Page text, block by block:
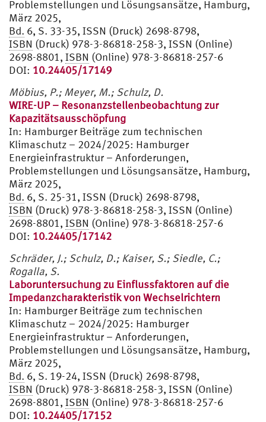
Problemstellungen und Lösungsansätze, Hamburg,
März 2025,
Bd. 6, S. 33-35, ISSN (Druck) 2698-8798,
ISBN (Druck) 978-3-86818-258-3, ISSN (Online)
2698-8801, ISBN (Online) 978-3-86818-257-6
DOI: 10.24405/17149
Möbius, P.; Meyer, M.; Schulz, D.
WIRE-UP – Resonanzstellenbeobachtung zur
Kapazitätsausschöpfung
In: Hamburger Beiträge zum technischen
Klimaschutz – 2024/2025: Hamburger
Energieinfrastruktur – Anforderungen,
Problemstellungen und Lösungsansätze, Hamburg,
März 2025,
Bd. 6, S. 25-31, ISSN (Druck) 2698-8798,
ISBN (Druck) 978-3-86818-258-3, ISSN (Online)
2698-8801, ISBN (Online) 978-3-86818-257-6
DOI: 10.24405/17142
Schräder, J.; Schulz, D.; Kaiser, S.; Siedle, C.;
Rogalla, S.
Laboruntersuchung zu Einflussfaktoren auf die
Impedanzcharakteristik von Wechselrichtern
In: Hamburger Beiträge zum technischen
Klimaschutz – 2024/2025: Hamburger
Energieinfrastruktur – Anforderungen,
Problemstellungen und Lösungsansätze, Hamburg,
März 2025,
Bd. 6, S. 19-24, ISSN (Druck) 2698-8798,
ISBN (Druck) 978-3-86818-258-3, ISSN (Online)
2698-8801, ISBN (Online) 978-3-86818-257-6
DOI: 10.24405/17152